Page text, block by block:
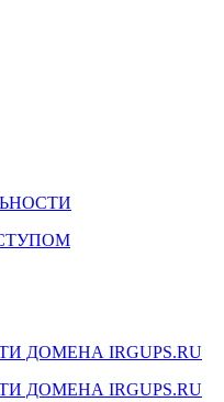
ДОМЕНА IRGUPS.RU
ДОМЕНА IRGUPS.RU